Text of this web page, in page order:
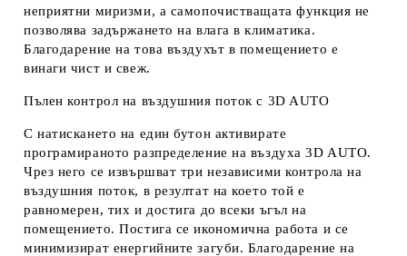
неприятни миризми, а самопочистващата функция не
позволява задържането на влага в климатика.
Благодарение на това въздухът в помещението е
винаги чист и свеж.
Пълен контрол на въздушния поток с 3D AUTO
С натискането на един бутон активирате
програмираното разпределение на въздуха 3D AUTO.
Чрез него се извършват три независими контрола на
въздушния поток, в резултат на което той е
равномерен, тих и достига до всеки ъгъл на
помещението. Постига се икономична работа и се
минимизират енергийните загуби. Благодарение на